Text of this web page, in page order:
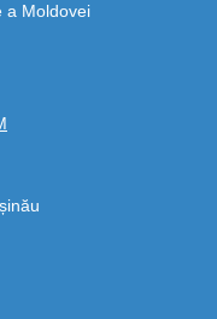
a Moldovei